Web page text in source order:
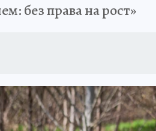
без права на рост»